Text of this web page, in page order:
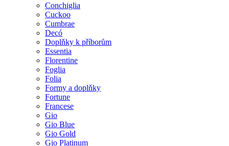
Conchiglia
Cuckoo
Cumbrae
Decó
Doplňky k příborům
Essentia
Florentine
Foglia
Folia
Formy a doplňky
Fortune
Francese
Gio
Gio Blue
Gio Gold
Gio Platinum